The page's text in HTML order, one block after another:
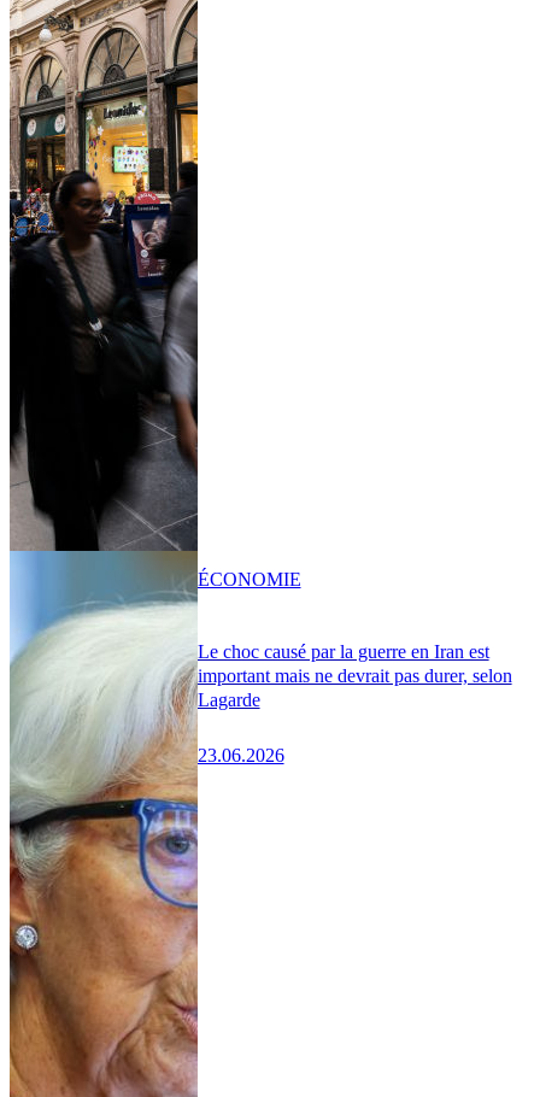
Le choc causé par la guerre en Iran est
important mais ne devrait pas durer, selon
Lagarde
23.06.2026
ÉCONOMIE